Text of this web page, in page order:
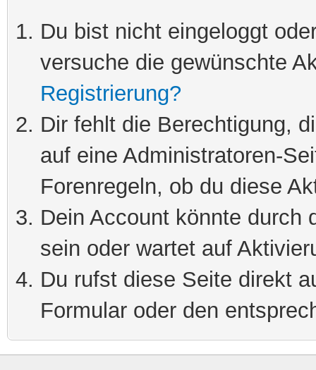
Du bist nicht eingeloggt
versuche die gewünschte
Registrierung?
Dir fehlt die Berechtigung,
auf eine Administratoren-
Forenregeln, ob du diese
Dein Account könnte durch
sein oder wartet auf
Du rufst diese Seite direkt
Formular oder den